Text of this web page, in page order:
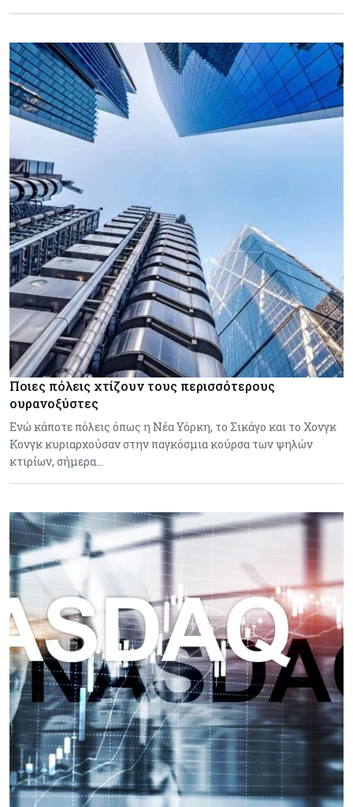
Ποιες πόλεις χτίζουν τους περισσότερους
ουρανοξύστες
Ενώ κάποτε πόλεις όπως η Νέα Υόρκη, το Σικάγο και το Χονγκ
Κονγκ κυριαρχούσαν στην παγκόσμια κούρσα των ψηλών
κτιρίων, σήμερα…